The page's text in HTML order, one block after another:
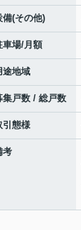
備(その他)
車場/月額
途地域
集戸数 / 総戸数
引態様
考